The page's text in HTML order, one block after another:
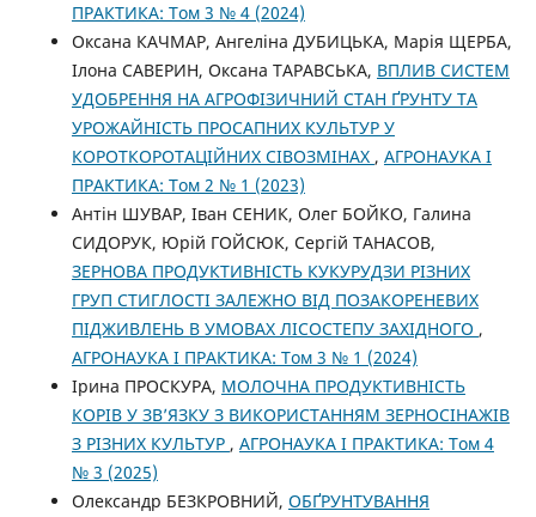
ПРАКТИКА: Том 3 № 4 (2024)
Оксана КАЧМАР, Ангеліна ДУБИЦЬКА, Марія ЩЕРБА,
Ілона САВЕРИН, Оксана ТАРАВСЬКА, ВПЛИВ СИСТЕМ
УДОБРЕННЯ НА АГРОФІЗИЧНИЙ СТАН ҐРУНТУ ТА
УРОЖАЙНІСТЬ ПРОСАПНИХ КУЛЬТУР У
КОРОТКОРОТАЦІЙНИХ СІВОЗМІНАХ , АГРОНАУКА І
ПРАКТИКА: Том 2 № 1 (2023)
Антін ШУВАР, Іван СЕНИК, Олег БОЙКО, Галина
СИДОРУК, Юрій ГОЙСЮК, Сергій ТАНАСОВ,
ЗЕРНОВА ПРОДУКТИВНІСТЬ КУКУРУДЗИ РІЗНИХ
ГРУП СТИГЛОСТІ ЗАЛЕЖНО ВІД ПОЗAКОРЕНЕВИХ
ПІДЖИВЛЕНЬ В УМОВАХ ЛІСОСТЕПУ ЗАХІДНОГО ,
АГРОНАУКА І ПРАКТИКА: Том 3 № 1 (2024)
Ірина ПРОСКУРА, МОЛОЧНА ПРОДУКТИВНІСТЬ
КОРІВ У ЗВ’ЯЗКУ З ВИКОРИСТАННЯМ ЗЕРНОСІНАЖІВ
З РІЗНИХ КУЛЬТУР , АГРОНАУКА І ПРАКТИКА: Том 4
№ 3 (2025)
Олександр БЕЗКРОВНИЙ, ОБҐРУНТУВАННЯ